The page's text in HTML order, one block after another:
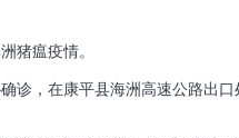
猪瘟疫情。
诊，在康平县海洲高速公路出口